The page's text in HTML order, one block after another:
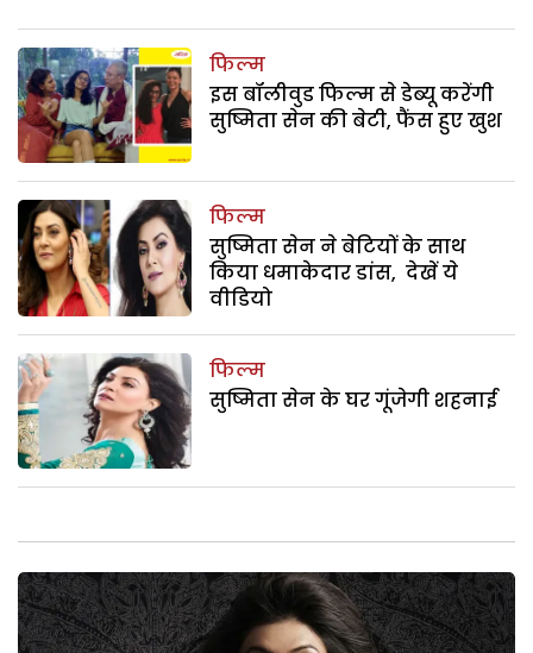
फिल्म
इस बॉलीवुड फिल्म से डेब्यू करेंगी
सुष्मिता सेन की बेटी, फैंस हुए खुश
फिल्म
सुष्मिता सेन ने बेटियों के साथ
किया धमाकेदार डांस, देखें ये
वीडियो
फिल्म
सुष्मिता सेन के घर गूंजेगी शहनाई